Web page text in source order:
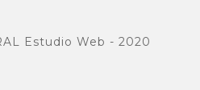
Estudio Web - 2020